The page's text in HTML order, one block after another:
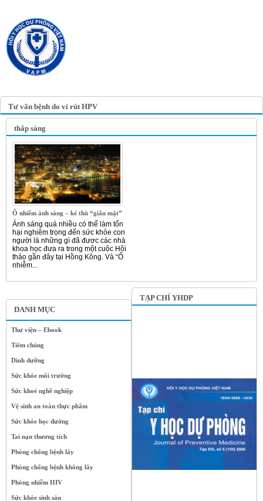
Tư vấn bệnh do vi rút HPV
DANH MỤC
Thư viện – Ebook
Tiêm chủng
Dinh dưỡng
Sức khỏe môi trường
Sức khoẻ nghề nghiệp
Vệ sinh an toàn thực phẩm
Sức khỏe học đường
Tai nạn thương tích
Phòng chống bệnh lây
Phòng chống bệnh không lây
Phòng nhiễm HIV
Sức khỏe sinh sản
thắp sáng
Ô nhiễm ánh sáng – kẻ thù “giấu mặt”
Ánh sáng quá nhiều có thể làm tổn
hại nghiêm trọng đến sức khỏe con
người là những gì đã được các nhà
khoa học đưa ra trong một cuộc Hội
thảo gần đây tại Hồng Kông. Và “Ô
nhiễm...
TẠP CHÍ YHDP